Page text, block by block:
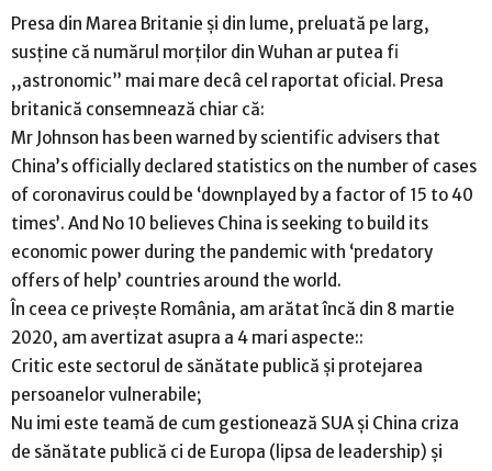
Presa din Marea Britanie și din lume, preluată pe larg,
susține că numărul morților din Wuhan ar putea fi
,,astronomic” mai mare decâ cel raportat oficial. Presa
britanică consemnează chiar că:
Mr Johnson has been warned by scientific advisers that
China’s officially declared statistics on the number of cases
of coronavirus could be ‘downplayed by a factor of 15 to 40
times’. And No 10 believes China is seeking to build its
economic power during the pandemic with ‘predatory
offers of help’ countries around the world.
În ceea ce privește România, am arătat încă din 8 martie
2020, am avertizat asupra a 4 mari aspecte::
Critic este sectorul de sănătate publică și protejarea
persoanelor vulnerabile;
Nu imi este teamă de cum gestionează SUA și China criza
de sănătate publică ci de Europa (lipsa de leadership) și